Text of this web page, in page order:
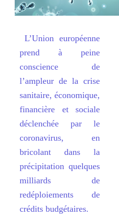
L’Union européenne
prend à peine
conscience de
l’ampleur de la crise
sanitaire, économique,
financière et sociale
déclenchée par le
coronavirus, en
bricolant dans la
précipitation quelques
milliards de
redéploiements de
crédits budgétaires.